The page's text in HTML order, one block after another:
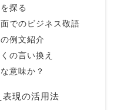
探る
でのビジネス敬語
例文紹介
の言い換え
意味か？
現の活用法